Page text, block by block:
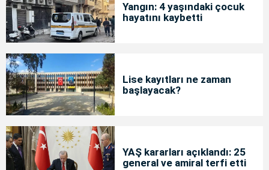
Yangın: 4 yaşındaki çocuk
hayatını kaybetti
Lise kayıtları ne zaman
başlayacak?
YAŞ kararları açıklandı: 25
general ve amiral terfi etti